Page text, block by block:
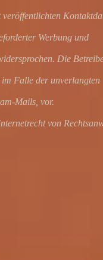
Werbung und
Die
Falle der unverlangten
Mails, vor.
von